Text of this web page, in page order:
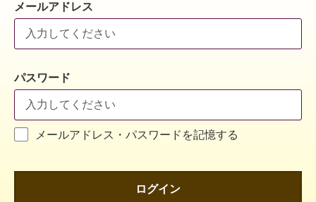
メールアドレス
パスワード
メールアドレス・パスワードを記憶する
ログイン